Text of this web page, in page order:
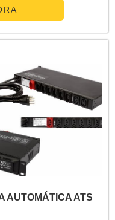
com a equipe da
eficiência com
suporte técnico pós-
AUTOMÁTICA ATS